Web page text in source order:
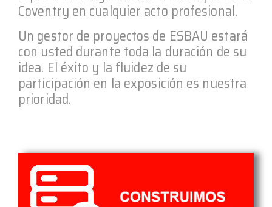
Coventry en cualquier acto profesional.
Un gestor de proyectos de ESBAU estará
con usted durante toda la duración de su
idea. El éxito y la fluidez de su
participación en la exposición es nuestra
prioridad.